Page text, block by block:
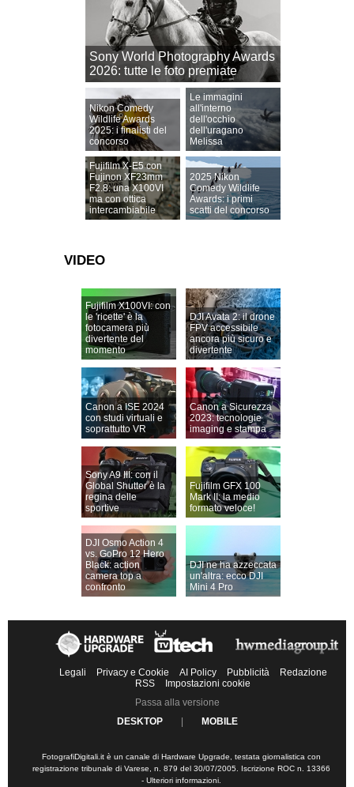
Sony World Photography Awards
2026: tutte le foto premiate
Nikon Comedy
Wildlife Awards
2025: i finalisti del
concorso
Le immagini
all'interno
dell'occhio
dell'uragano
Melissa
Fujifilm X-E5 con
Fujinon XF23mm
F2.8: una X100VI
ma con ottica
intercambiabile
2025 Nikon
Comedy Wildlife
Awards: i primi
scatti del concorso
VIDEO
Fujifilm X100VI: con
le 'ricette' è la
fotocamera più
divertente del
momento
DJI Avata 2: il drone
FPV accessibile
ancora più sicuro e
divertente
Canon a ISE 2024
con studi virtuali e
soprattutto VR
Canon a Sicurezza
2023: tecnologie
imaging e stampa
Sony A9 III: con il
Global Shutter è la
regina delle
sportive
Fujifilm GFX 100
Mark II: la medio
formato veloce!
DJI Osmo Action 4
vs. GoPro 12 Hero
Black: action
camera top a
confronto
DJI ne ha azzeccata
un'altra: ecco DJI
Mini 4 Pro
Legali Privacy e Cookie AI Policy Pubblicità
Redazione
RSS
Impostazioni cookie
Passa alla versione
DESKTOP
MOBILE
FotografiDigitali.it è un canale di Hardware Upgrade, testata giornalistica con
registrazione tribunale di Varese, n. 879 del 30/07/2005. Iscrizione ROC n. 13366
- Ulteriori informazioni.